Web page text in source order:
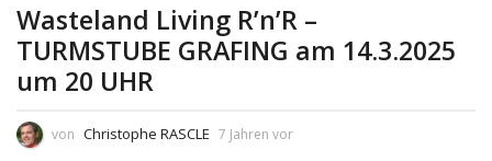
Wasteland Living R’n’R –
TURMSTUBE GRAFING am 14.3.2025
um 20 UHR
von Christophe RASCLE 7 Jahren vor